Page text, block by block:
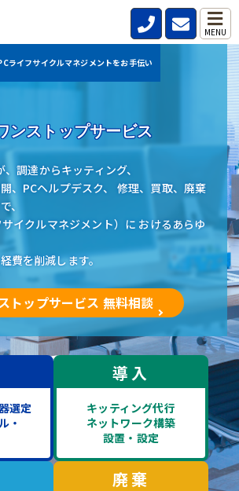
MENU
ライフサイクルマネジメントをお手伝い
ンストップサービス
調達からキッティング、
、PCヘルプデスク、 修理、買取、廃棄
、
イクルマネジメント）に おけるあらゆ
費を削減します。
トップサービス 無料相談
選定
・
導入
キッティング代行
ネットワーク構築
設置・設定
廃棄